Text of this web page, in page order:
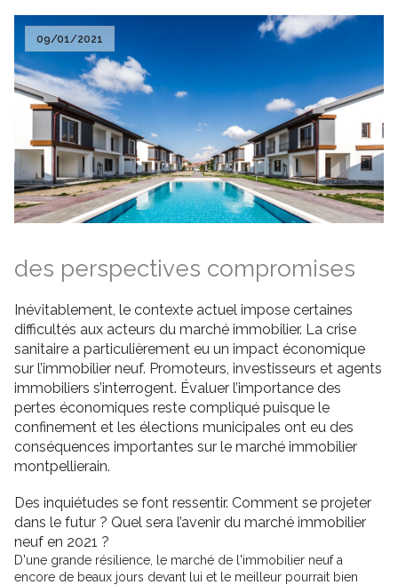
09/01/2021
des perspectives compromises
Inévitablement, le contexte actuel impose certaines
difficultés aux acteurs du marché immobilier. La crise
sanitaire a particulièrement eu un impact économique
sur l’immobilier neuf. Promoteurs, investisseurs et agents
immobiliers s’interrogent. Évaluer l’importance des
pertes économiques reste compliqué puisque le
confinement et les élections municipales ont eu des
conséquences importantes sur le marché immobilier
montpellierain.
Des inquiétudes se font ressentir. Comment se projeter
dans le futur ? Quel sera l’avenir du marché immobilier
neuf en 2021 ?
D'une grande résilience, le marché de l'immobilier neuf a
encore de beaux jours devant lui et le meilleur pourrait bien